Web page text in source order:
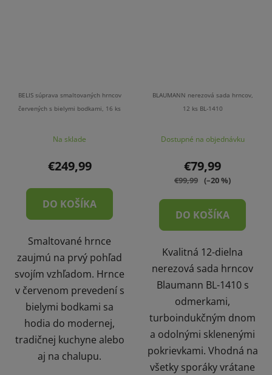
BELIS súprava smaltovaných hrncov
červených s bielymi bodkami, 16 ks
Na sklade
€249,99
DO KOŠÍKA
Smaltované hrnce
zaujmú na prvý pohľad
svojím vzhľadom. Hrnce
v červenom prevedení s
bielymi bodkami sa
hodia do modernej,
tradičnej kuchyne alebo
aj na chalupu.
BLAUMANN nerezová sada hrncov,
12 ks BL-1410
Dostupné na objednávku
€79,99
€99,99 (–20 %)
DO KOŠÍKA
Kvalitná 12-dielna
nerezová sada hrncov
Blaumann BL-1410 s
odmerkami,
turboindukčným dnom
a odolnými sklenenými
pokrievkami. Vhodná na
všetky sporáky vrátane